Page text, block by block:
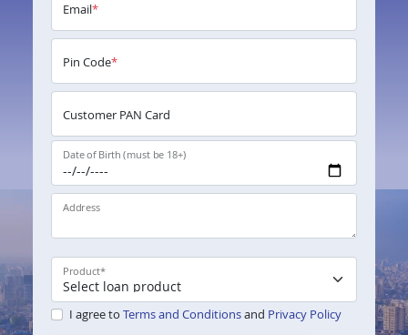
Email*
Pin Code*
Customer PAN Card
Date of Birth (must be 18+)
Address
Product*
I agree to Terms and Conditionsand Privacy Policy